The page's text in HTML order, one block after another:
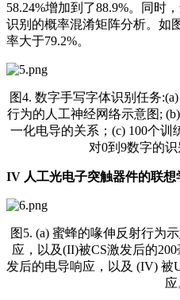
58.24%增加到了88.9%。同时
识别的概率混淆矩阵分析。如
率大于79.2%。
图4. 数字手写字体识别任务
行为的人工神经网络示意图;
一化电导的关系；(c) 100个训
对0到9数字的识
IV 人工光电子突触器件的联想
图5. (a) 蜜蜂的喙伸反射行为
应，以及(II)被CS激发后的
发后的电导响应，以及 (IV) 被
应